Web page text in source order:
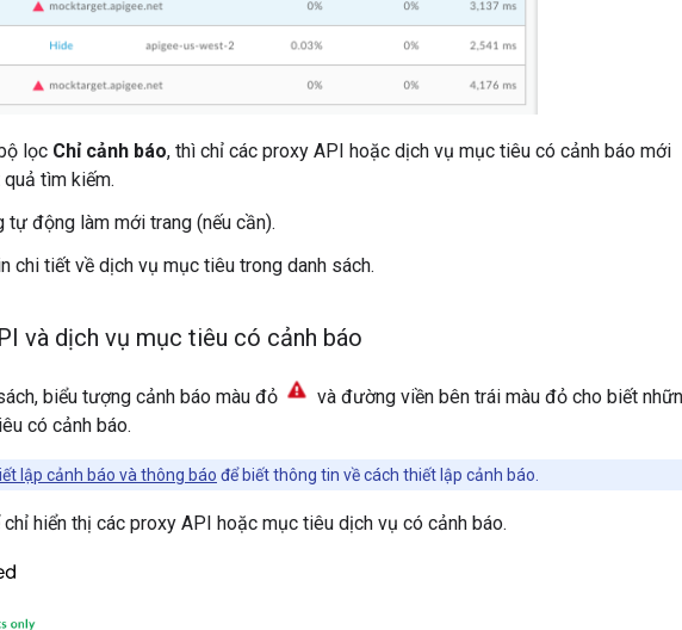
lọc Chỉ cảnh báo, thì chỉ các proxy API hoặc dịch vụ mục tiêu có cảnh báo mới
tìm kiếm.
tự động làm mới trang (nếu cần).
chi tiết về dịch vụ mục tiêu trong danh sách.
và dịch vụ mục tiêu có cảnh báo
biểu tượng cảnh báo màu đỏ
và đường viền bên trái màu đỏ cho biết
có cảnh báo.
lập cảnh báo và thông báo để biết thông tin về cách thiết lập cảnh báo.
chỉ hiển thị các proxy API hoặc mục tiêu dịch vụ có cảnh báo.